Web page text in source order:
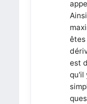
êtes
est
qu'il